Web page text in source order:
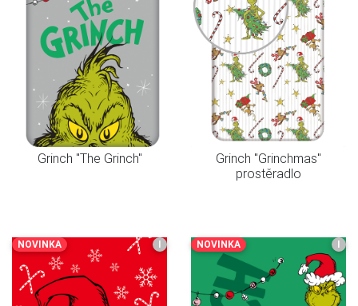
Grinch "The Grinch"
Grinch "Grinchmas"
prostěradlo
NOVINKA I NOVINKA I